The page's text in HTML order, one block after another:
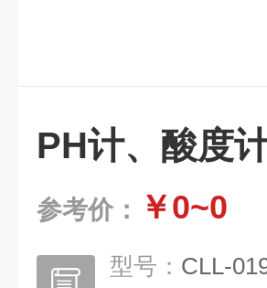
PH计、酸度
参考价： ￥0~0
型号： CLL-